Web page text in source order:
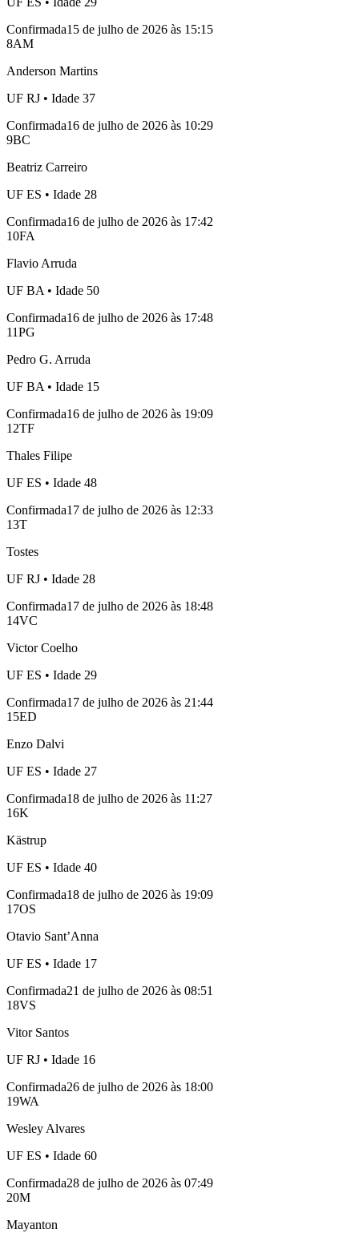
Confirmada15 de julho de 2026 às 15:15
8AM
Anderson Martins
UF RJ • Idade 37
Confirmada16 de julho de 2026 às 10:29
9BC
Beatriz Carreiro
UF ES • Idade 28
Confirmada16 de julho de 2026 às 17:42
10FA
Flavio Arruda
UF BA • Idade 50
Confirmada16 de julho de 2026 às 17:48
11PG
Pedro G. Arruda
UF BA • Idade 15
Confirmada16 de julho de 2026 às 19:09
12TF
Thales Filipe
UF ES • Idade 48
Confirmada17 de julho de 2026 às 12:33
13T
Tostes
UF RJ • Idade 28
Confirmada17 de julho de 2026 às 18:48
14VC
Victor Coelho
UF ES • Idade 29
Confirmada17 de julho de 2026 às 21:44
15ED
Enzo Dalvi
UF ES • Idade 27
Confirmada18 de julho de 2026 às 11:27
16K
Kästrup
UF ES • Idade 40
Confirmada18 de julho de 2026 às 19:09
17OS
Otavio Sant’Anna
UF ES • Idade 17
Confirmada21 de julho de 2026 às 08:51
18VS
Vitor Santos
UF RJ • Idade 16
Confirmada26 de julho de 2026 às 18:00
19WA
Wesley Alvares
UF ES • Idade 60
Confirmada28 de julho de 2026 às 07:49
20M
Mayanton